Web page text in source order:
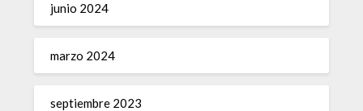
junio 2024
marzo 2024
septiembre 2023